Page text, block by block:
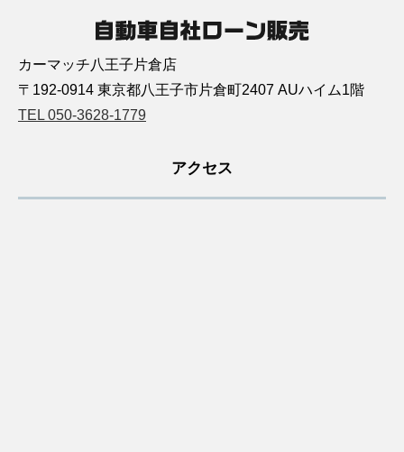
カーマッチ八王子片倉店
〒192-0914 東京都八王子市片倉町2407 AUハイム1階
TEL 050-3628-1779
アクセス